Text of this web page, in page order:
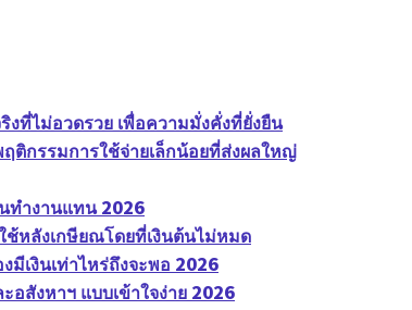
ที่ไม่อวดรวย เพื่อความมั่งคั่งที่ยั่งยืน
ติกรรมการใช้จ่ายเล็กน้อยที่ส่งผลใหญ่
ทำงานแทน 2026
หลังเกษียณโดยที่เงินต้นไม่หมด
เงินเท่าไหร่ถึงจะพอ 2026
อสังหาฯ แบบเข้าใจง่าย 2026